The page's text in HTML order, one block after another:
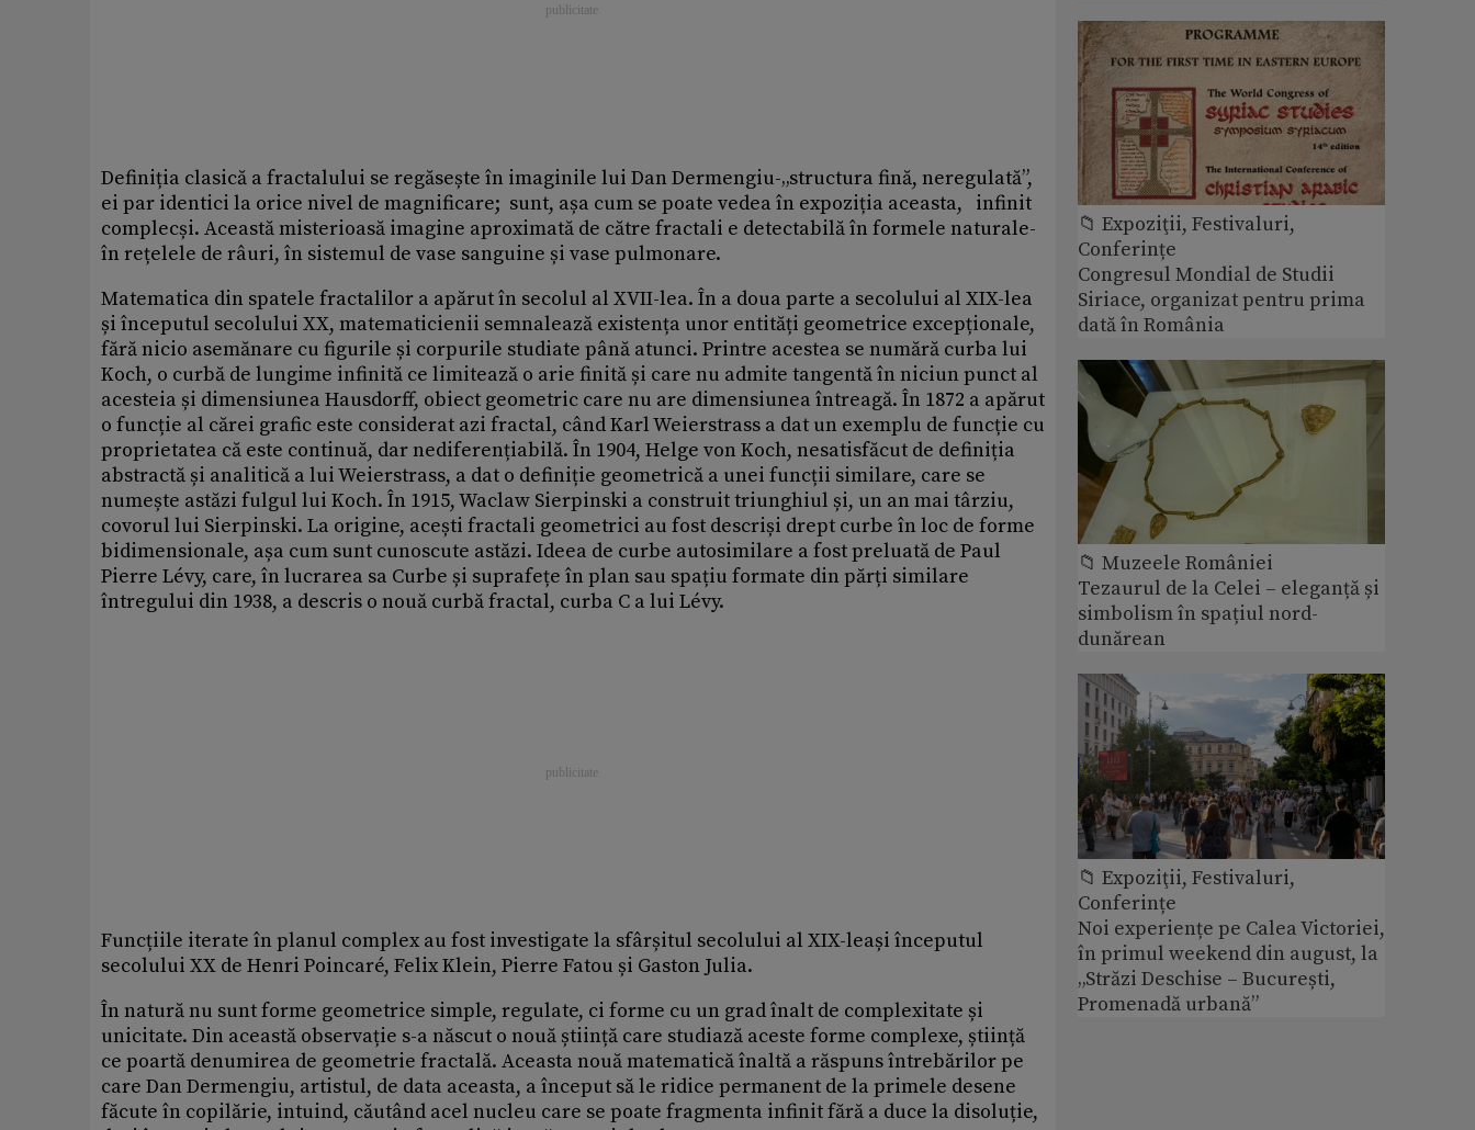
Definiția clasică a fractalului se regăsește în imaginile lui Dan Dermengiu-„structura fină, neregulată”,
ei par identici la orice nivel de magnificare; sunt, așa cum se poate vedea în expoziția aceasta, infinit
complecși. Această misterioasă imagine aproximată de către fractali e detectabilă în formele naturale-
în rețelele de râuri, în sistemul de vase sanguine și vase pulmonare.
Matematica din spatele fractalilor a apărut în secolul al XVII-lea. În a doua parte a secolului al XIX-lea
și începutul secolului XX, matematicienii semnalează existența unor entități geometrice excepționale,
fără nicio asemănare cu figurile și corpurile studiate până atunci. Printre acestea se numără curba lui
Koch, o curbă de lungime infinită ce limitează o arie finită și care nu admite tangentă în niciun punct al
acesteia și dimensiunea Hausdorff, obiect geometric care nu are dimensiunea întreagă. În 1872 a apărut
o funcție al cărei grafic este considerat azi fractal, când Karl Weierstrass a dat un exemplu de funcție cu
proprietatea că este continuă, dar nediferențiabilă. În 1904, Helge von Koch, nesatisfăcut de definiția
abstractă și analitică a lui Weierstrass, a dat o definiție geometrică a unei funcții similare, care se
numește astăzi fulgul lui Koch. În 1915, Waclaw Sierpinski a construit triunghiul și, un an mai târziu,
covorul lui Sierpinski. La origine, acești fractali geometrici au fost descriși drept curbe în loc de forme
bidimensionale, așa cum sunt cunoscute astăzi. Ideea de curbe autosimilare a fost preluată de Paul
Pierre Lévy, care, în lucrarea sa Curbe și suprafețe în plan sau spațiu formate din părți similare
întregului din 1938, a descris o nouă curbă fractal, curba C a lui Lévy.
Funcțiile iterate în planul complex au fost investigate la sfârșitul secolului al XIX-leași începutul
secolului XX de Henri Poincaré, Felix Klein, Pierre Fatou și Gaston Julia.
În natură nu sunt forme geometrice simple, regulate, ci forme cu un grad înalt de complexitate și
unicitate. Din această observație s-a născut o nouă știință care studiază aceste forme complexe, știință
ce poartă denumirea de geometrie fractală. Aceasta nouă matematică înaltă a răspuns întrebărilor pe
care Dan Dermengiu, artistul, de data aceasta, a început să le ridice permanent de la primele desene
făcute în copilărie, intuind, căutând acel nucleu care se poate fragmenta infinit fără a duce la disoluție,
📁 Expoziţii, Festivaluri,
Conferințe
Congresul Mondial de Studii
Siriace, organizat pentru prima
dată în România
📁 Muzeele României
Tezaurul de la Celei – eleganță și
simbolism în spațiul nord-
dunărean
📁 Expoziţii, Festivaluri,
Conferințe
Noi experiențe pe Calea Victoriei,
în primul weekend din august, la
„Străzi Deschise – București,
Promenadă urbană”